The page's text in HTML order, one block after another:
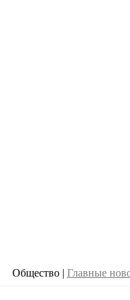
Общество | Главные